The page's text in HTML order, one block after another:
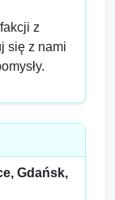
z
się z nami
Gdańsk,